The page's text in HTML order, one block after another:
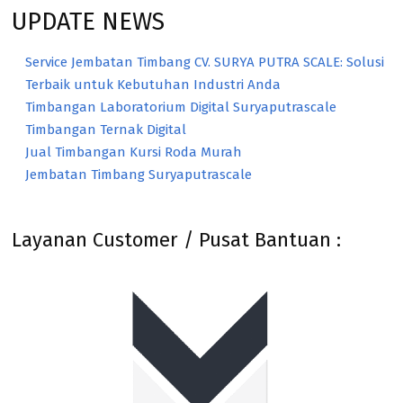
UPDATE NEWS
Service Jembatan Timbang CV. SURYA PUTRA SCALE: Solusi
Terbaik untuk Kebutuhan Industri Anda
Timbangan Laboratorium Digital Suryaputrascale
Timbangan Ternak Digital
Jual Timbangan Kursi Roda Murah
Jembatan Timbang Suryaputrascale
Layanan Customer / Pusat Bantuan :